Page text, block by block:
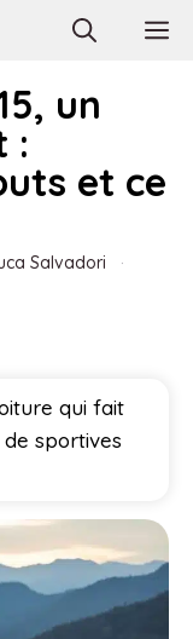
un
:
et ce
Salvadori
·
qui fait
sportives